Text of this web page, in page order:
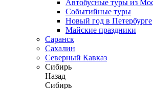
Автобусные туры из
Событийные туры
Новый год в Петербурге
Майские праздники
Саранск
Сахалин
Северный Кавказ
Сибирь
Назад
Сибирь